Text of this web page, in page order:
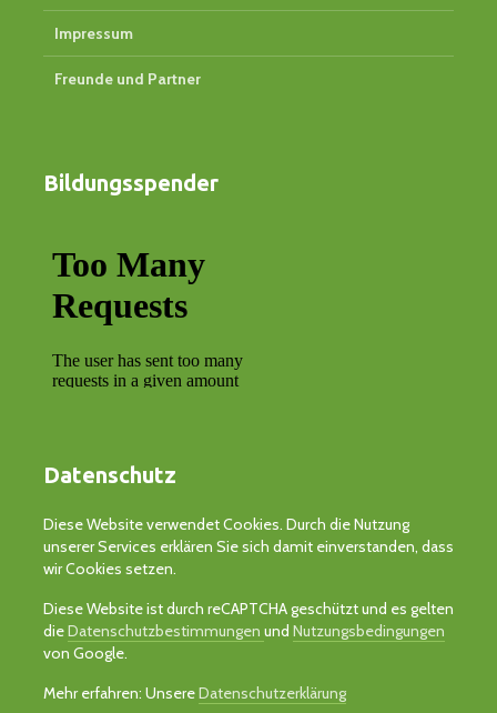
Impressum
Freunde und Partner
Bildungsspender
Datenschutz
Diese Website verwendet Cookies. Durch die Nutzung
unserer Services erklären Sie sich damit einverstanden, dass
wir Cookies setzen.
Diese Website ist durch reCAPTCHA geschützt und es gelten
dieDatenschutzbestimmungen und Nutzungsbedingungen
von Google.
Mehr erfahren: UnsereDatenschutzerklärung